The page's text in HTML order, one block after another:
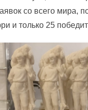
со всего мира,
и только 25